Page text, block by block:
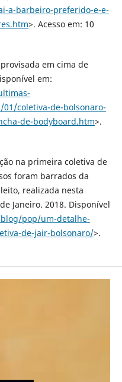
a-barbeiro-preferido-e-e-
>. Acesso em: 10
em cima de
em:
coletiva-de-bolsonaro-
de-bodyboard.htm>.
na primeira coletiva de
foram barrados da
realizada nesta
Janeiro. 2018. Disponível
pop/um-detalhe-
de-jair-bolsonaro/>.